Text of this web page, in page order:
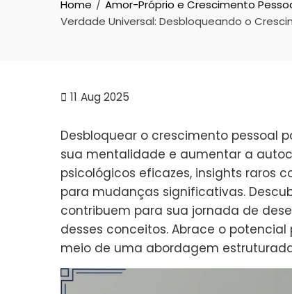
Home
Amor-Próprio e Crescimento
Verdade Universal: Desbloqueando o
11 Aug 2025
Desbloquear o crescimento pessoal
sua mentalidade e aumentar a
psicológicos eficazes, insights raros
para mudanças significativas.
contribuem para sua jornada de
desses conceitos. Abrace o
meio de uma abordagem